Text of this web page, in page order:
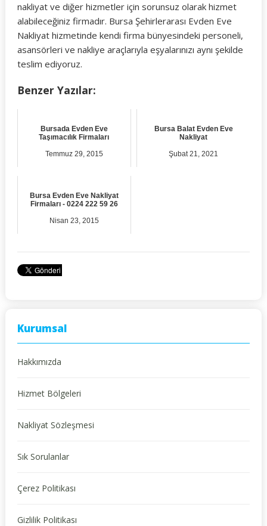
nakliyat ve diğer hizmetler için sorunsuz olarak hizmet
alabileceğiniz firmadır. Bursa Şehirlerarası Evden Eve
Nakliyat hizmetinde kendi firma bünyesindeki personeli,
asansörleri ve nakliye araçlarıyla eşyalarınızı aynı şekilde
teslim ediyoruz.
Benzer Yazılar:
Bursada Evden Eve
Taşımacılık Firmaları
Temmuz 29, 2015
Bursa Balat Evden Eve
Nakliyat
Şubat 21, 2021
Bursa Evden Eve Nakliyat
Firmaları - 0224 222 59 26
Nisan 23, 2015
Kurumsal
Hakkımızda
Hizmet Bölgeleri
Nakliyat Sözleşmesi
Sık Sorulanlar
Çerez Politikası
Gizlilik Politikası